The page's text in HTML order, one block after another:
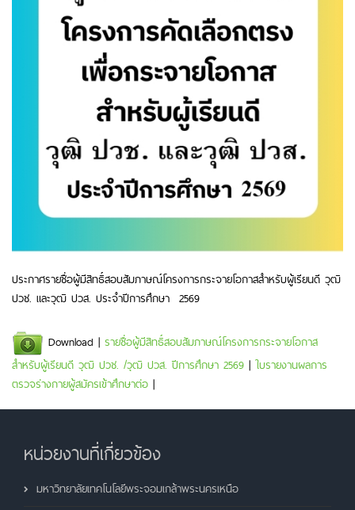
ประกาศรายชื่อผู้มีสิทธิ์สอบสัมภาษณ์โครงการกระจายโอกาสสำหรับผู้เรียนดี วุฒิ
ปวช. และวุฒิ ปวส. ประจำปีการศึกษา 2569
Download | รายชื่อผู้มีสิทธิ์สอบสัมภาษณ์โครงการกระจายโอกาส
สำหรับผู้เรียนดี วุฒิ ปวช. /วุฒิ ปวส. ปีการศึกษา 2569 | ใบรายงานผลการ
ตรวจร่างกายผู้สมัครเข้าศึกษาต่อ |
หน่วยงานที่เกี่ยวข้อง
มหาวิทยาลัยเทคโนโลยีพระจอมเกล้าพระนครเหนือ